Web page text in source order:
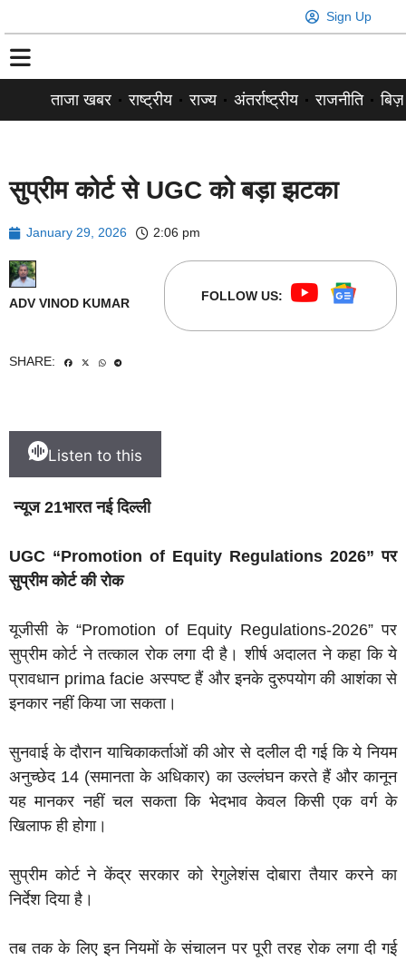
Sign Up
ताजा खबर राष्ट्रीय राज्य अंतर्राष्ट्रीय राजनीति
सुप्रीम कोर्ट से UGC को बड़ा झटका
January 29, 2026 2:06 pm
ADV VINOD KUMAR FOLLOW US:
SHARE:
Listen to this
न्यूज 21भारत नई दिल्ली
UGC “Promotion of Equity Regulations 2026” पर
सुप्रीम कोर्ट की रोक
यूजीसी के “Promotion of Equity Regulations-2026” पर
सुप्रीम कोर्ट ने तत्काल रोक लगा दी है। शीर्ष अदालत ने कहा कि ये
प्रावधान prima facie अस्पष्ट हैं और इनके दुरुपयोग की आशंका से
इनकार नहीं किया जा सकता।
सुनवाई के दौरान याचिकाकर्ताओं की ओर से दलील दी गई कि ये नियम
अनुच्छेद 14 (समानता के अधिकार) का उल्लंघन करते हैं और कानून
यह मानकर नहीं चल सकता कि भेदभाव केवल किसी एक वर्ग के
खिलाफ ही होगा।
सुप्रीम कोर्ट ने केंद्र सरकार को रेगुलेशंस दोबारा तैयार करने का
निर्देश दिया है।
तब तक के लिए इन नियमों के संचालन पर पूरी तरह रोक लगा दी गई